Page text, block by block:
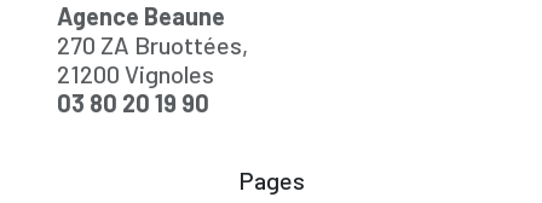
Agence Beaune
270 ZA Bruottées,
21200 Vignoles
03 80 20 19 90
Pages